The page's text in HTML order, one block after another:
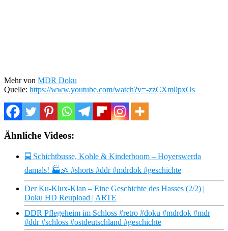
Mehr von MDR Doku
Quelle: https://www.youtube.com/watch?v=-zzCXm0pxOs
Ähnliche Videos:
🚍 Schichtbusse, Kohle & Kinderboom – Hoyerswerda
damals! 🏭👶 #shorts #ddr #mdrdok #geschichte
Der Ku-Klux-Klan – Eine Geschichte des Hasses (2/2) |
Doku HD Reupload | ARTE
DDR Pflegeheim im Schloss #retro #doku #mdrdok #mdr
#ddr #schloss #ostdeutschland #geschichte